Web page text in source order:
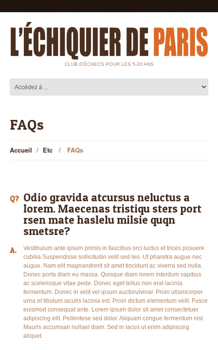
CLUB D'ÉCHECS POUR LES 5-20 ANS
FAQs
Accueil Etc FAQs
Q? Odio gravida atcursus neluctus a
lorem. Maecenas tristiqu sters port
rsen mate haslelu milsie quqn
smetsre?
A.
Vestibulum ante ipsum primis in faucibus orci luctus et trices posuere
cubilia Suspendisse sollicitudin velit sed leo. Ut pharetra augue nec
augue. Nam elit magnandrerit sit amet tincidunt ac viverra sed nulla.
Donec porta diam eu massa. Quisque diam lorem interdum vapibus
ac scelerisque vitae pede. Donec eget tellus non erat lacinia
fermentum. Donec in velit vel ipsum auctorulvinar. Proin ullamcorper
urna et tibulum iaculis lacinia est. Proin dictum elementum velit. Fusce
euismod consequat ante. Lorem ipsum dolor sit amet consectetuer
adipiscing elit. Pellentese sed dolor. Aliquam congue fermentum nisl.
Mauris accumsan nullael diam. Sed in lacus ut enim adipiscing
aliquet.